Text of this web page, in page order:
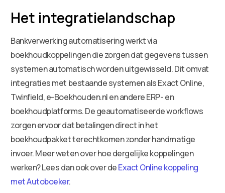
Het integratielandschap
Bankverwerking automatisering werkt via
boekhoudkoppelingen die zorgen dat gegevens tussen
systemen automatisch worden uitgewisseld. Dit omvat
integraties met bestaande systemen als Exact Online,
Twinfield, e-Boekhouden.nl en andere ERP- en
boekhoudplatforms. De geautomatiseerde workflows
zorgen ervoor dat betalingen direct in het
boekhoudpakket terechtkomen zonder handmatige
invoer. Meer weten over hoe dergelijke koppelingen
werken? Lees dan ook over deExact Online koppeling
met Autoboeker.